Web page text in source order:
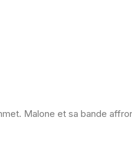
Malone et sa bande